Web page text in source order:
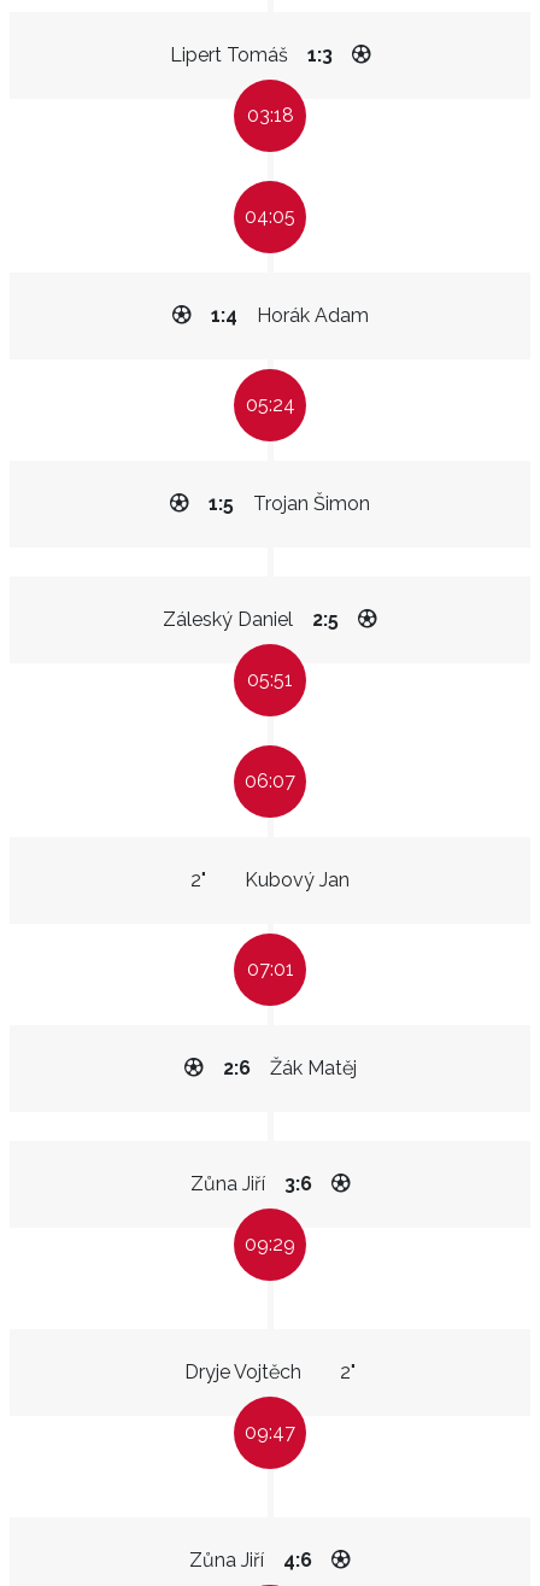
Lipert Tomáš 1:3
03:18
04:05
Horák Adam
1:4
05:24
Trojan Šimon
1:5
Záleský Daniel 2:5
05:51
06:07
Kubový Jan
2"
07:01
Žák Matěj
2:6
Zůna Jiří 3:6
09:29
Dryje Vojtěch 2"
09:47
Zůna Jiří 4:6